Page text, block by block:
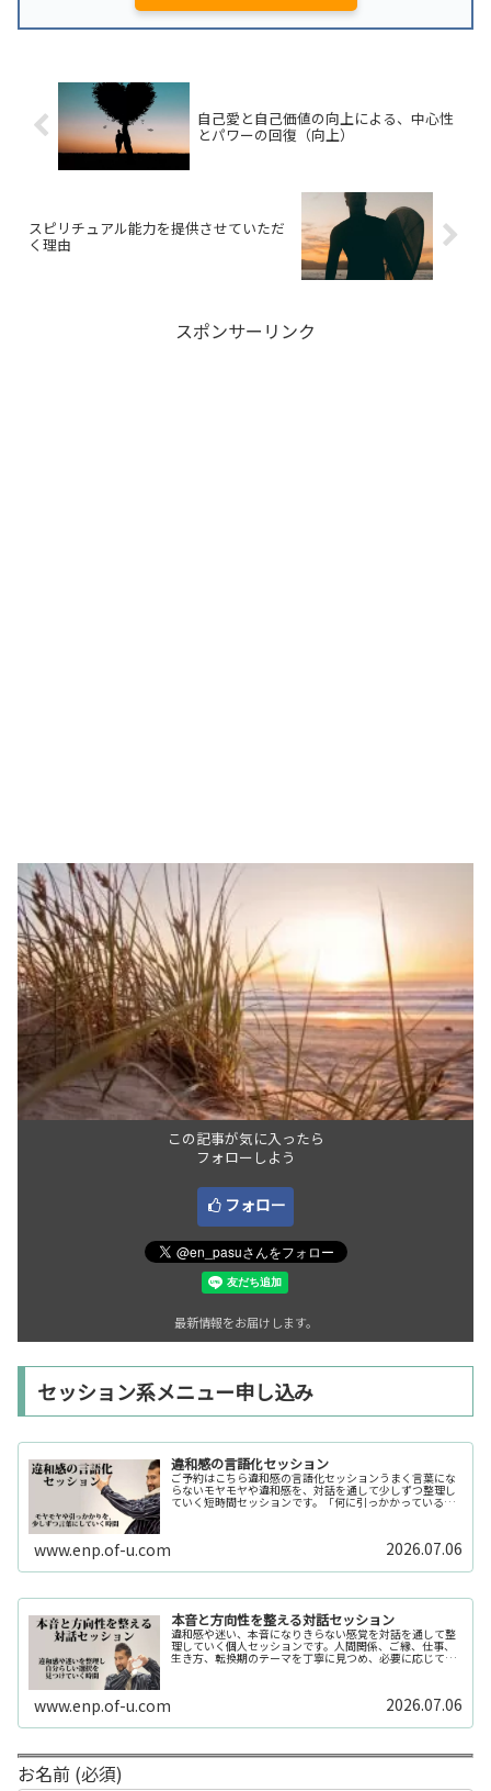
自己愛と自己価値の向上による、中心性
とパワーの回復（向上）
スピリチュアル能力を提供させていただ
く理由
スポンサーリンク
この記事が気に入ったら
フォローしよう
フォロー
最新情報をお届けします。
セッション系メニュー申し込み
違和感の言語化セッション
ご予約はこちら違和感の言語化セッションうまく言葉にな
らないモヤモヤや違和感を、対話を通して少しずつ整理し
ていく短時間セッションです。「何に引っかかっているの
www.enp.of-u.com 2026.07.06
本音と方向性を整える対話セッション
違和感や迷い、本音になりきらない感覚を対話を通して整
理していく個人セッションです。人間関係、ご縁、仕事、
生き方、転換期のテーマを丁寧に見つめ、必要に応じてカ
www.enp.of-u.com 2026.07.06
お名前 (必須)